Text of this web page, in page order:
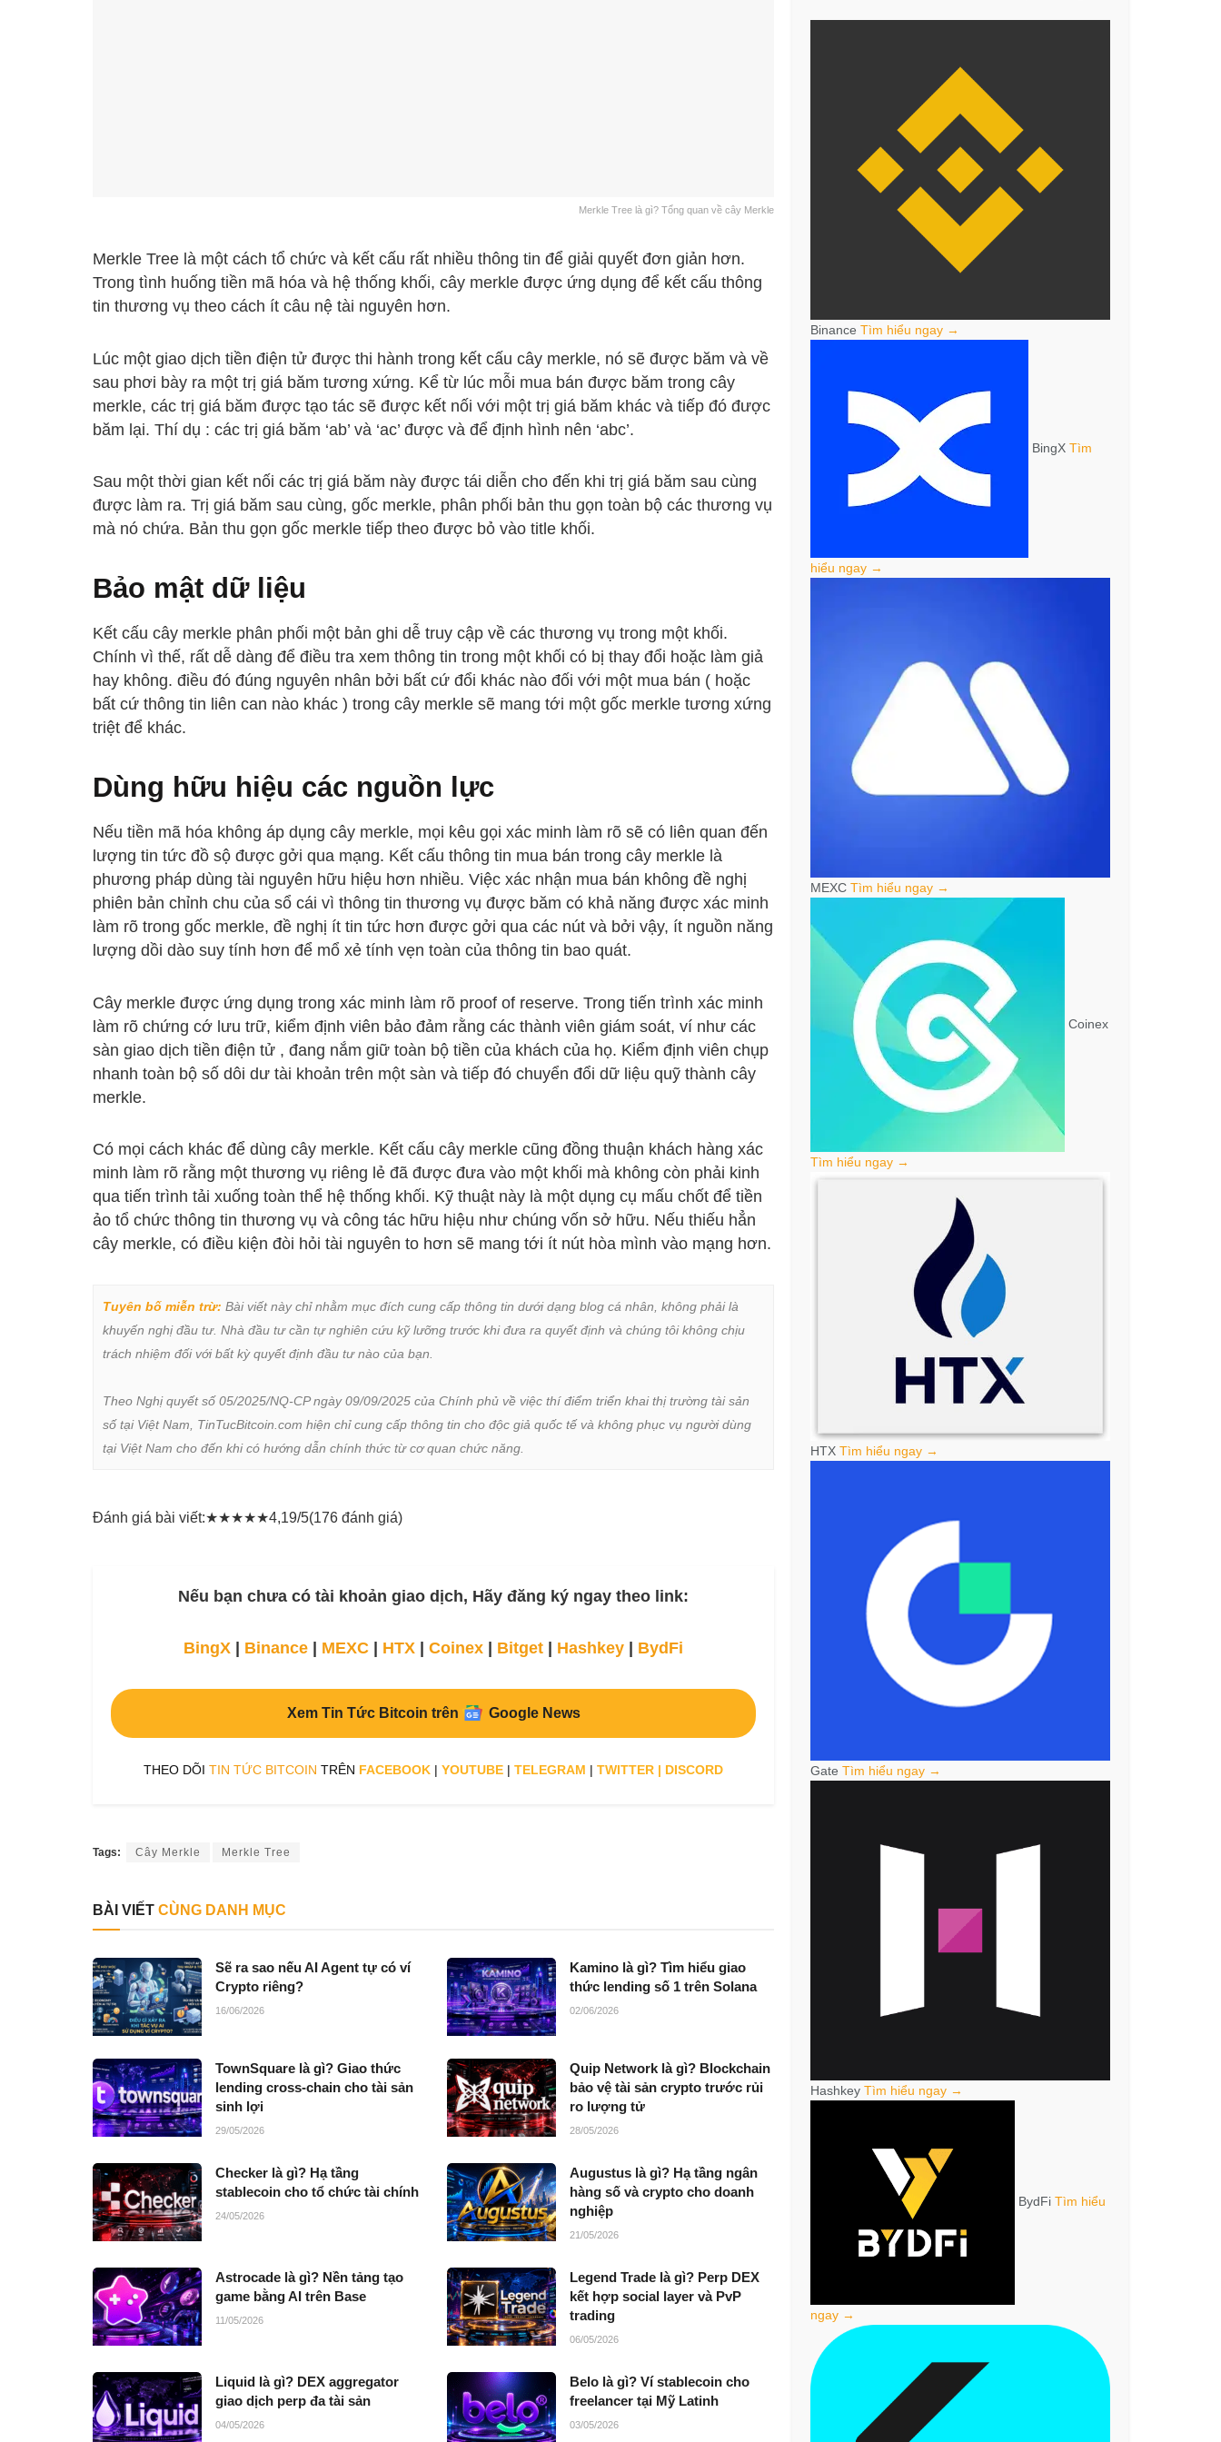
Merkle Tree là gì? Tổng quan về cây Merkle
Merkle Tree là một cách tổ chức và kết cấu rất nhiều thông tin để giải quyết đơn giản hơn.
Trong tình huống tiền mã hóa và hệ thống khối, cây merkle được ứng dụng để kết cấu thông
tin thương vụ theo cách ít câu nệ tài nguyên hơn.
Lúc một giao dịch tiền điện tử được thi hành trong kết cấu cây merkle, nó sẽ được băm và về
sau phơi bày ra một trị giá băm tương xứng. Kể từ lúc mỗi mua bán được băm trong cây
merkle, các trị giá băm được tạo tác sẽ được kết nối với một trị giá băm khác và tiếp đó được
băm lại. Thí dụ : các trị giá băm ‘ab’ và ‘ac’ được và để định hình nên ‘abc’.
Sau một thời gian kết nối các trị giá băm này được tái diễn cho đến khi trị giá băm sau cùng
được làm ra. Trị giá băm sau cùng, gốc merkle, phân phối bản thu gọn toàn bộ các thương vụ
mà nó chứa. Bản thu gọn gốc merkle tiếp theo được bỏ vào title khối.
Bảo mật dữ liệu
Kết cấu cây merkle phân phối một bản ghi dễ truy cập về các thương vụ trong một khối.
Chính vì thế, rất dễ dàng để điều tra xem thông tin trong một khối có bị thay đổi hoặc làm giả
hay không. điều đó đúng nguyên nhân bởi bất cứ đổi khác nào đối với một mua bán ( hoặc
bất cứ thông tin liên can nào khác ) trong cây merkle sẽ mang tới một gốc merkle tương xứng
triệt để khác.
Dùng hữu hiệu các nguồn lực
Nếu tiền mã hóa không áp dụng cây merkle, mọi kêu gọi xác minh làm rõ sẽ có liên quan đến
lượng tin tức đồ sộ được gởi qua mạng. Kết cấu thông tin mua bán trong cây merkle là
phương pháp dùng tài nguyên hữu hiệu hơn nhiều. Việc xác nhận mua bán không đề nghị
phiên bản chỉnh chu của sổ cái vì thông tin thương vụ được băm có khả năng được xác minh
làm rõ trong gốc merkle, đề nghị ít tin tức hơn được gởi qua các nút và bởi vậy, ít nguồn năng
lượng dồi dào suy tính hơn để mổ xẻ tính vẹn toàn của thông tin bao quát.
Cây merkle được ứng dụng trong xác minh làm rõ proof of reserve. Trong tiến trình xác minh
làm rõ chứng cớ lưu trữ, kiểm định viên bảo đảm rằng các thành viên giám soát, ví như các
sàn giao dịch tiền điện tử , đang nắm giữ toàn bộ tiền của khách của họ. Kiểm định viên chụp
nhanh toàn bộ số dôi dư tài khoản trên một sàn và tiếp đó chuyển đổi dữ liệu quỹ thành cây
merkle.
Có mọi cách khác để dùng cây merkle. Kết cấu cây merkle cũng đồng thuận khách hàng xác
minh làm rõ rằng một thương vụ riêng lẻ đã được đưa vào một khối mà không còn phải kinh
qua tiến trình tải xuống toàn thể hệ thống khối. Kỹ thuật này là một dụng cụ mấu chốt để tiền
ảo tổ chức thông tin thương vụ và công tác hữu hiệu như chúng vốn sở hữu. Nếu thiếu hẳn
cây merkle, có điều kiện đòi hỏi tài nguyên to hơn sẽ mang tới ít nút hòa mình vào mạng hơn.
Tuyên bố miễn trừ: Bài viết này chỉ nhằm mục đích cung cấp thông tin dưới dạng blog cá nhân, không phải là
khuyến nghị đầu tư. Nhà đầu tư cần tự nghiên cứu kỹ lưỡng trước khi đưa ra quyết định và chúng tôi không chịu
trách nhiệm đối với bất kỳ quyết định đầu tư nào của bạn.
Theo Nghị quyết số 05/2025/NQ-CP ngày 09/09/2025 của Chính phủ về việc thí điểm triển khai thị trường tài sản
số tại Việt Nam, TinTucBitcoin.com hiện chỉ cung cấp thông tin cho độc giả quốc tế và không phục vụ người dùng
tại Việt Nam cho đến khi có hướng dẫn chính thức từ cơ quan chức năng.
Đánh giá bài viết:★★★★★4,19/5(176 đánh giá)
Nếu bạn chưa có tài khoản giao dịch, Hãy đăng ký ngay theo link:
BingX Binance MEXC HTX Coinex Bitget Hashkey BydFi
Xem Tin Tức Bitcoin trên Google News
THEO DÕI TIN TỨC BITCOIN TRÊN FACEBOOK | YOUTUBE | TELEGRAM | TWITTER | DISCORD
Tags: Cây Merkle Merkle Tree
BÀI VIẾT CÙNG DANH MỤC
Sẽ ra sao nếu AI Agent tự có ví
Crypto riêng?
16/06/2026
Kamino là gì? Tìm hiểu giao
thức lending số 1 trên Solana
02/06/2026
TownSquare là gì? Giao thức
lending cross-chain cho tài sản
sinh lợi
29/05/2026
Quip Network là gì? Blockchain
bảo vệ tài sản crypto trước rủi
ro lượng tử
28/05/2026
Checker là gì? Hạ tầng
stablecoin cho tổ chức tài chính
24/05/2026
Augustus là gì? Hạ tầng ngân
hàng số và crypto cho doanh
nghiệp
21/05/2026
Astrocade là gì? Nền tảng tạo
game bằng AI trên Base
11/05/2026
Legend Trade là gì? Perp DEX
kết hợp social layer và PvP
trading
06/05/2026
Liquid là gì? DEX aggregator
giao dịch perp đa tài sản
04/05/2026
Belo là gì? Ví stablecoin cho
freelancer tại Mỹ Latinh
03/05/2026
Binance Tìm hiểu ngay →
BingX Tìm
hiểu ngay →
MEXC Tìm hiểu ngay →
Coinex
Tìm hiểu ngay →
HTX Tìm hiểu ngay →
Gate Tìm hiểu ngay →
Hashkey Tìm hiểu ngay →
BydFi Tìm hiểu
ngay →